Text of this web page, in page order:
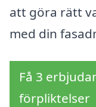
att göra rätt
med din
Få 3
förpliktelser